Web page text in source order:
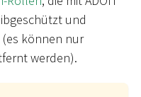
und
können nur
werden).